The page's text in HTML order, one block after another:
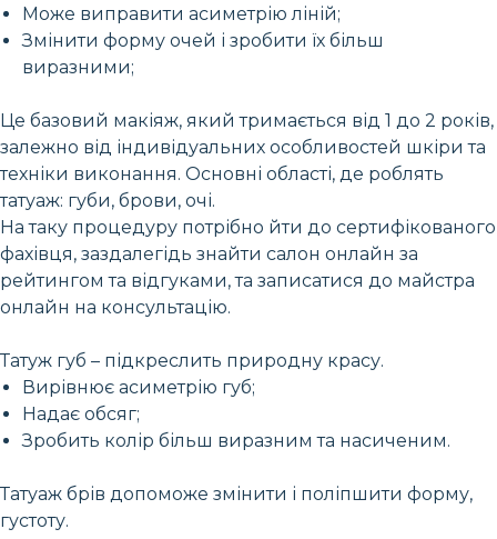
Може виправити асиметрію ліній;
Змінити форму очей і зробити їх більш
виразними;
Це базовий макіяж, який тримається від 1 до 2 років,
залежно від індивідуальних особливостей шкіри та
техніки виконання. Основні області, де роблять
татуаж: губи, брови, очі.
На таку процедуру потрібно йти до сертифікованого
фахівця, заздалегідь знайти салон онлайн за
рейтингом та відгуками, та записатися до майстра
онлайн на консультацію.
Татуж губ – підкреслить природну красу.
Вирівнює асиметрію губ;
Надає обсяг;
Зробить колір більш виразним та насиченим.
Татуаж брів допоможе змінити і поліпшити форму,
густоту.